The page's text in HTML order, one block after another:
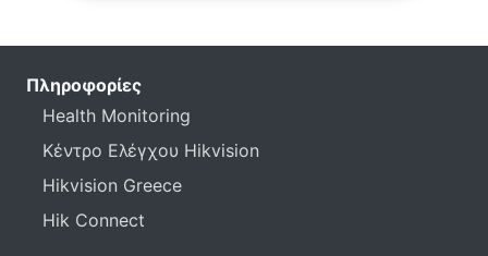
Πληροφορίες
Health Monitoring
Κέντρο Ελέγχου Hikvision
Hikvision Greece
Hik Connect